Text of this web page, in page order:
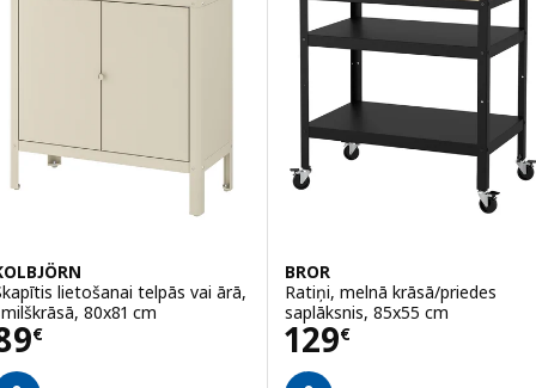
lietošanai telpās vai ārā,
80x81 cm
€ 89€
BROR
Ratiņi, melnā krāsā/priedes
saplāksnis, 85x55 cm
129€
Cena 129€